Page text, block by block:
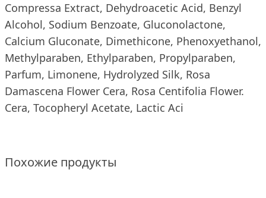
Compressa Extract, Dehydroacetic Acid, Benzyl
Alcohol, Sodium Benzoate, Gluconolactone,
Calcium Gluconate, Dimethicone, Phenoxyethanol,
Methylparaben, Ethylparaben, Propylparaben,
Parfum, Limonene, Hydrolyzed Silk, Rosa
Damascena Flower Cera, Rosa Centifolia Flower.
Cera, Tocopheryl Acetate, Lactic Aci
Похожие продукты